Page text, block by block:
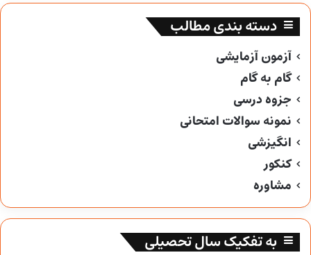
دسته بندی مطالب
آزمون آزمایشی
گام به گام
جزوه درسی
نمونه سوالات امتحانی
انگیزشی
کنکور
مشاوره
به تفکیک سال تحصیلی